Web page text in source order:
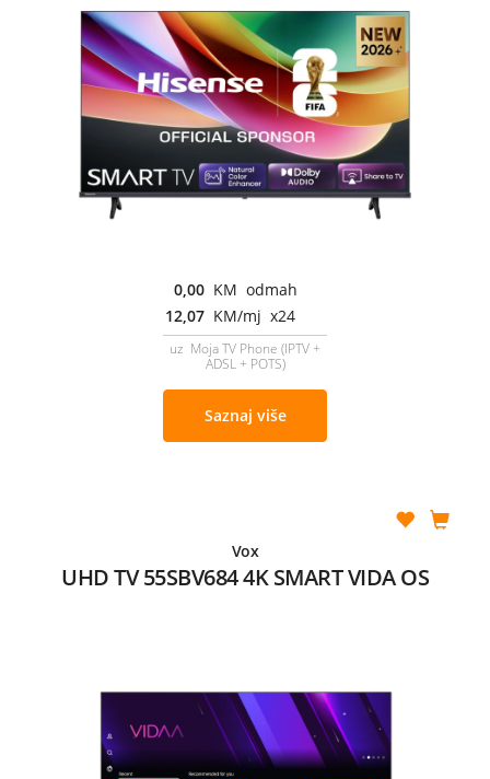
0,00 KM odmah
12,07 KM/mj x24
uz Moja TV Phone (IPTV +
ADSL + POTS)
Saznaj više
Vox
UHD TV 55SBV684 4K SMART VIDA OS